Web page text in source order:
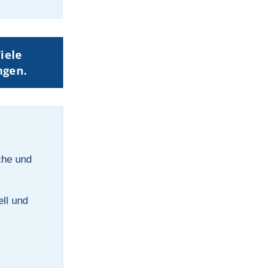
und
und